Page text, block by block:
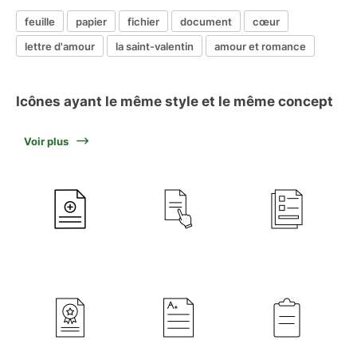
feuille papier fichier document
cœur
lettre d'amour
la saint-valentin amour et romance
Icônes ayant le même style et le même concept
Voir plus